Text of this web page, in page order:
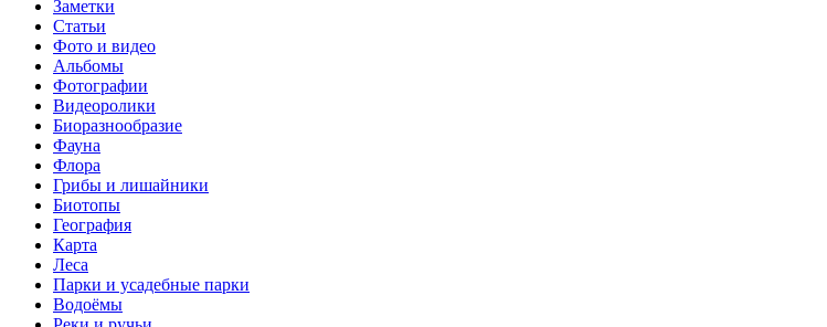
Заметки
Статьи
Фото и видео
Альбомы
Фотографии
Видеоролики
Биоразнообразие
Фауна
Флора
Грибы и лишайники
Биотопы
География
Карта
Леса
Парки и усадебные парки
Водоёмы